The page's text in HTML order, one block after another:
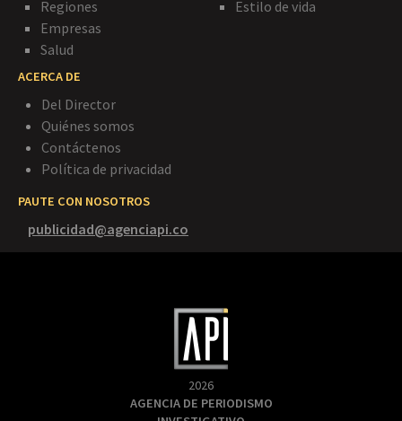
Regiones
Empresas
Salud
Estilo de vida
ACERCA DE
Del Director
Quiénes somos
Contáctenos
Política de privacidad
PAUTE CON NOSOTROS
publicidad@agenciapi.co
2026
AGENCIA DE PERIODISMO